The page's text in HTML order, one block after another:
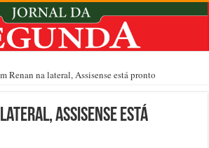
Renan na lateral, Assisense está pronto
lateral, Assisense está